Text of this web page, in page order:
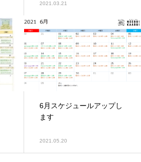
2021.03.21
6月スケジュールアップし
ます
2021.05.20